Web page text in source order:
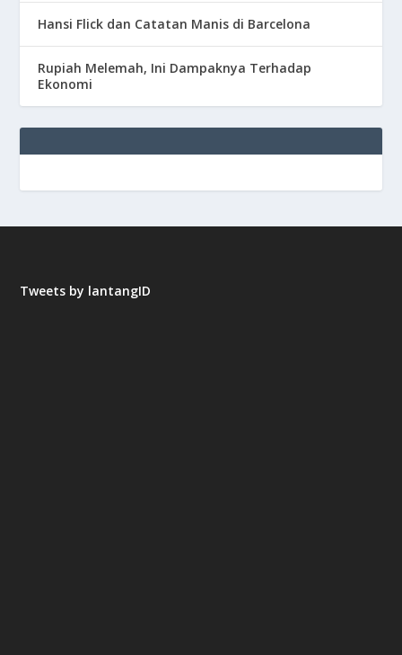
Hansi Flick dan Catatan Manis di Barcelona
Rupiah Melemah, Ini Dampaknya Terhadap
Ekonomi
Tweets by lantangID